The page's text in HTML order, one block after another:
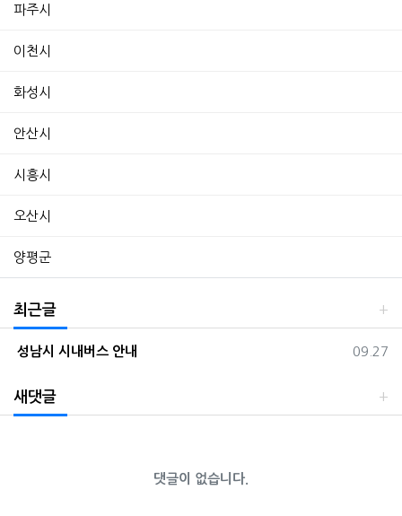
파주시
이천시
화성시
안산시
시흥시
오산시
양평군
최근글
등록일
09.27
성남시 시내버스 안내
새댓글
댓글이 없습니다.